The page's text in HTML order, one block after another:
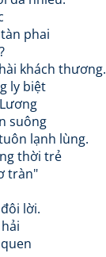
phai
khách thương.
ly biệt
suông
lạnh lùng.
thời trẻ
tràn"
lời.